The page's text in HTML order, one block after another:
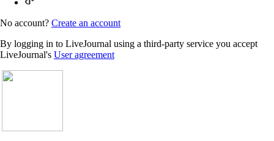
No account? Create an account
By logging in to LiveJournal using a third-party service you accept
LiveJournal's User agreement